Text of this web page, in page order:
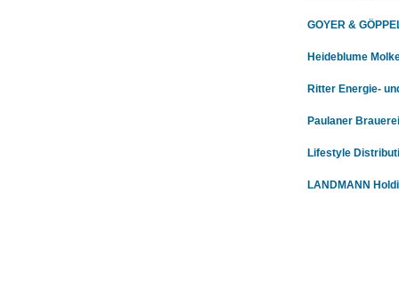
GOYER &
Heideblume
Ritter Energie-
Paulaner
Lifestyle
LANDMANN